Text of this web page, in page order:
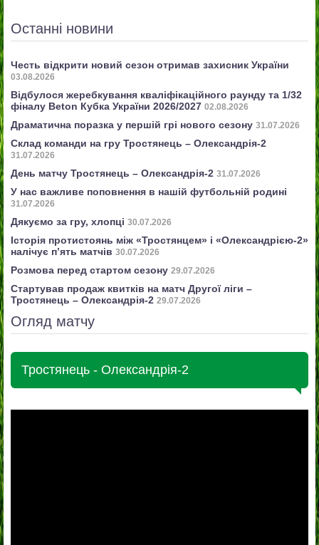
Останні новини
Честь відкрити новий сезон отримав захисник України
03.08.2026
Відбулося жеребкування кваліфікаційного раунду та 1/32
фіналу Beton Кубка України 2026/2027 02.08.2026
Драматична поразка у першій грі нового сезону 31.07.2026
Склад команди на гру Тростянець – Олександрія-2
31.07.2026
День матчу Тростянець – Олександрія-2 31.07.2026
У нас важливе поповнення в нашій футбольній родині
31.07.2026
Дякуємо за гру, хлопці 30.07.2026
Історія протистоянь між «Тростянцем» і «Олександрією-2»
налічує п’ять матчів 30.07.2026
Розмова перед стартом сезону 29.07.2026
Стартував продаж квитків на матч Другої ліги –
Тростянець – Олександрія-2 29.07.2026
Огляд матчу
Тростянець - Олександрія-2